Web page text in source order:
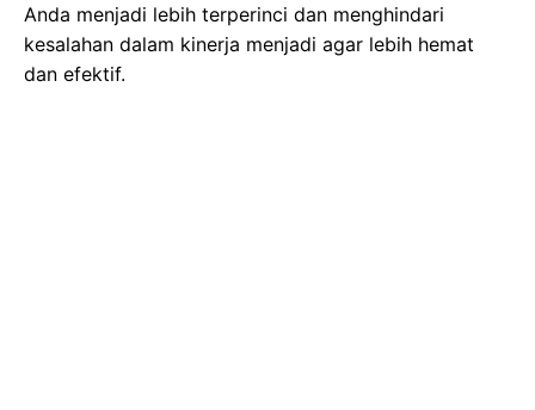
Anda menjadi lebih terperinci dan menghindari
kesalahan dalam kinerja menjadi agar lebih hemat
dan efektif.